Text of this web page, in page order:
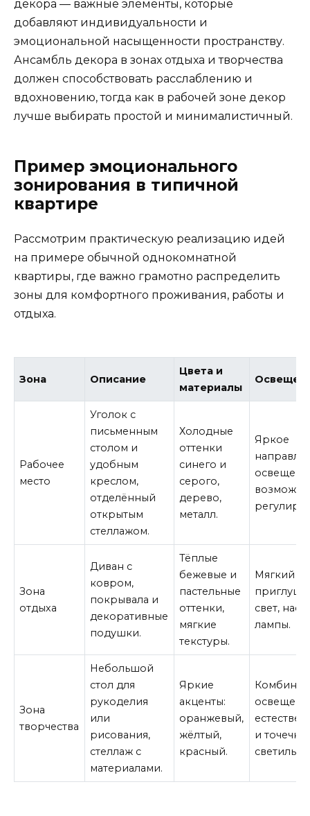
декора — важные элементы, которые
добавляют индивидуальности и
эмоциональной насыщенности пространству.
Ансамбль декора в зонах отдыха и творчества
должен способствовать расслаблению и
вдохновению, тогда как в рабочей зоне декор
лучше выбирать простой и минималистичный.
Пример эмоционального
зонирования в типичной
квартире
Рассмотрим практическую реализацию идей
на примере обычной однокомнатной
квартиры, где важно грамотно распределить
зоны для комфортного проживания, работы и
отдыха.
Зона Описание
Цвета и
материалы
Рабочее
место
Уголок с
письменным
столом и
удобным
креслом,
отделённый
открытым
стеллажом.
Холодные
оттенки
синего и
серого,
дерево,
металл.
Яркое
Зона
отдыха
Диван с
ковром,
покрывала и
декоративные
подушки.
Тёплые
бежевые и
пастельные
оттенки,
мягкие
текстуры.
Мягкий
свет,
лампы.
Зона
творчества
Небольшой
стол для
рукоделия
или
рисования,
стеллаж с
материалами.
Яркие
акценты:
оранжевый,
жёлтый,
красный.
и